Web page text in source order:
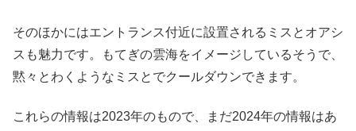
そのほかにはエントランス付近に設置されるミスとオアシ
スも魅力です。もてぎの雲海をイメージしているそうで、
黙々とわくようなミスとでクールダウンできます。
これらの情報は2023年のもので、まだ2024年の情報はあ